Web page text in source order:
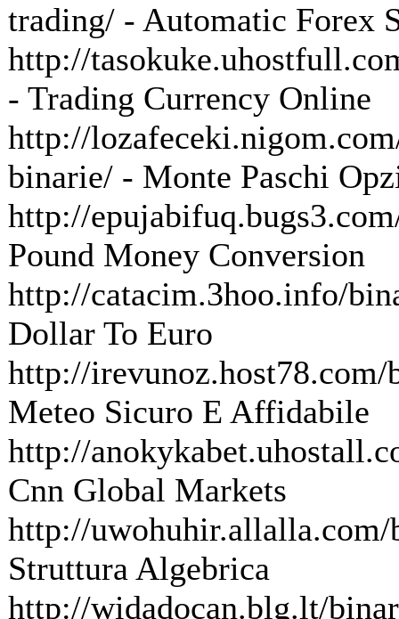
trading/ - Automatic Forex
http://
- Trading Currency Online
http://
binarie/ - Monte Paschi
http://
Pound Money Conversion
http://catacim.3hoo.info/
Dollar To Euro
http://
Meteo Sicuro E Affidabile
http://
Cnn Global Markets
http://
Struttura Algebrica
http://widadocan.blg.lt/